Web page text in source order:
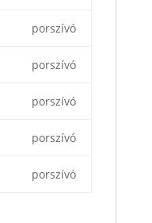
porszívó
porszívó
porszívó
porszívó
porszívó